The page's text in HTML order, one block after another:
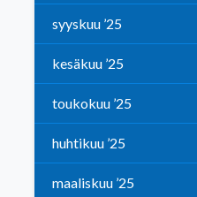
syyskuu ’25
kesäkuu ’25
toukokuu ’25
huhtikuu ’25
maaliskuu ’25